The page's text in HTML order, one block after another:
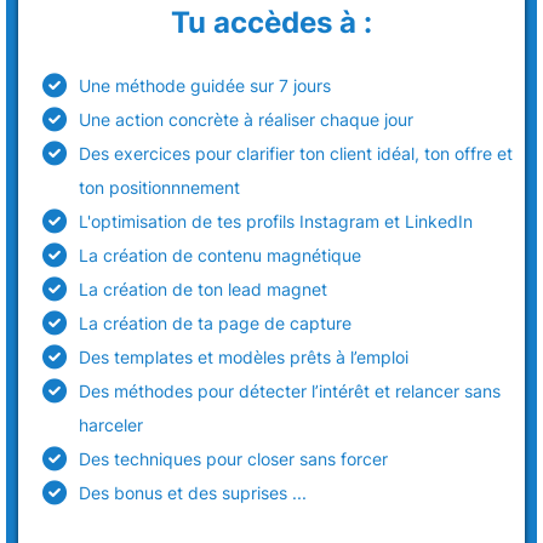
Tu accèdes à :
Une méthode guidée sur 7 jours
Une action concrète à réaliser chaque jour
Des exercices pour clarifier ton client idéal, ton offre et
ton positionnnement
L'optimisation de tes profils Instagram et LinkedIn
La création de contenu magnétique
La création de ton lead magnet
La création de ta page de capture
Des templates et modèles prêts à l’emploi
Des méthodes pour détecter l’intérêt et relancer sans
harceler
Des techniques pour closer sans forcer
Des bonus et des suprises ...